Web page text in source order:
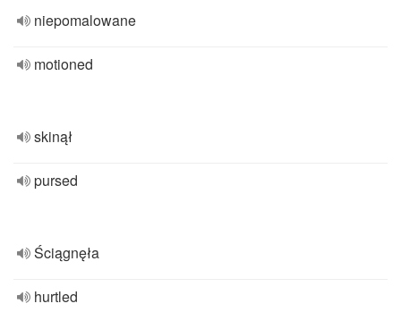
niepomalowane
motioned
skinął
pursed
Ściągnęła
hurtled